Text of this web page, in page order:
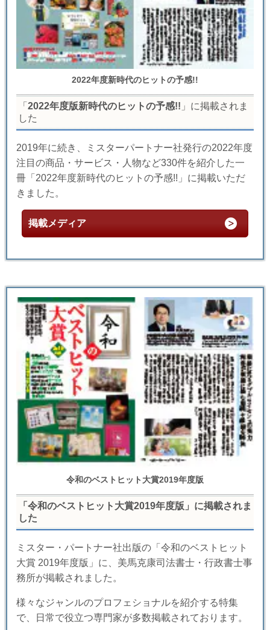
2022年度新時代のヒットの予感!!
「 2022年度版新時代のヒットの予感!! 」に掲載されま
した
2019年に続き、ミスターパートナー社発行の2022年度
注目の商品・サービス・人物など330件を紹介した一
冊「2022年度新時代のヒットの予感!!」に掲載いただ
きました。
掲載メディア
令和のベストヒット大賞2019年度版
「令和のベストヒット大賞2019年度版」に掲載されま
した
ミスター・パートナー社出版の「令和のベストヒット
大賞 2019年度版」に、美馬克康司法書士・行政書士事
務所が掲載されました。
様々なジャンルのプロフェショナルを紹介する特集
で、日常で役立つ専門家が多数掲載されております。